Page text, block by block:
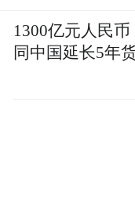
1300亿元人民币
同中国延长5年